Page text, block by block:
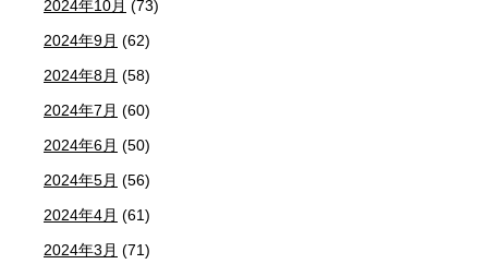
2024年10月 (73)
2024年9月 (62)
2024年8月 (58)
2024年7月 (60)
2024年6月 (50)
2024年5月 (56)
2024年4月 (61)
2024年3月 (71)